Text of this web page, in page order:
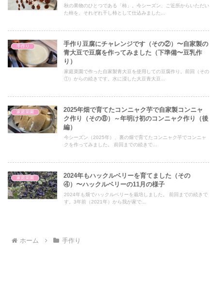
秋の果物のひとつである「柿」。今シーズン、ご近所からいただい
た柿を、それぞれ干し柿として仕込みました...
手作り
手作り豆腐にチャレンジです（その②）〜自家製の
青大豆で豆腐を作ってみました（下準備〜豆乳作
り）
家庭菜園で作った自家製青大豆を使用しての豆腐作り。前回（その
①）からの続きです。水に浸した大豆青大豆...
家庭菜園
2025年畑で育てたコンニャク芋で自家製コンニャ
ク作り（その⑧）～年明け初のコンニャク作り（後
編）
今シーズン（2025年）、裏の畑で育てたコンニャク芋でコンニャ
クを作ってみました。 前回までの続きで...
家庭菜園
2024年もハックルベリーを育てました（その
④）〜ハックルベリーの11月の様子
2024年も畑でハックルベリーを栽培しました。 前回までの続きで
す。3年前（2021年）から我が家で...
ホーム 手作り